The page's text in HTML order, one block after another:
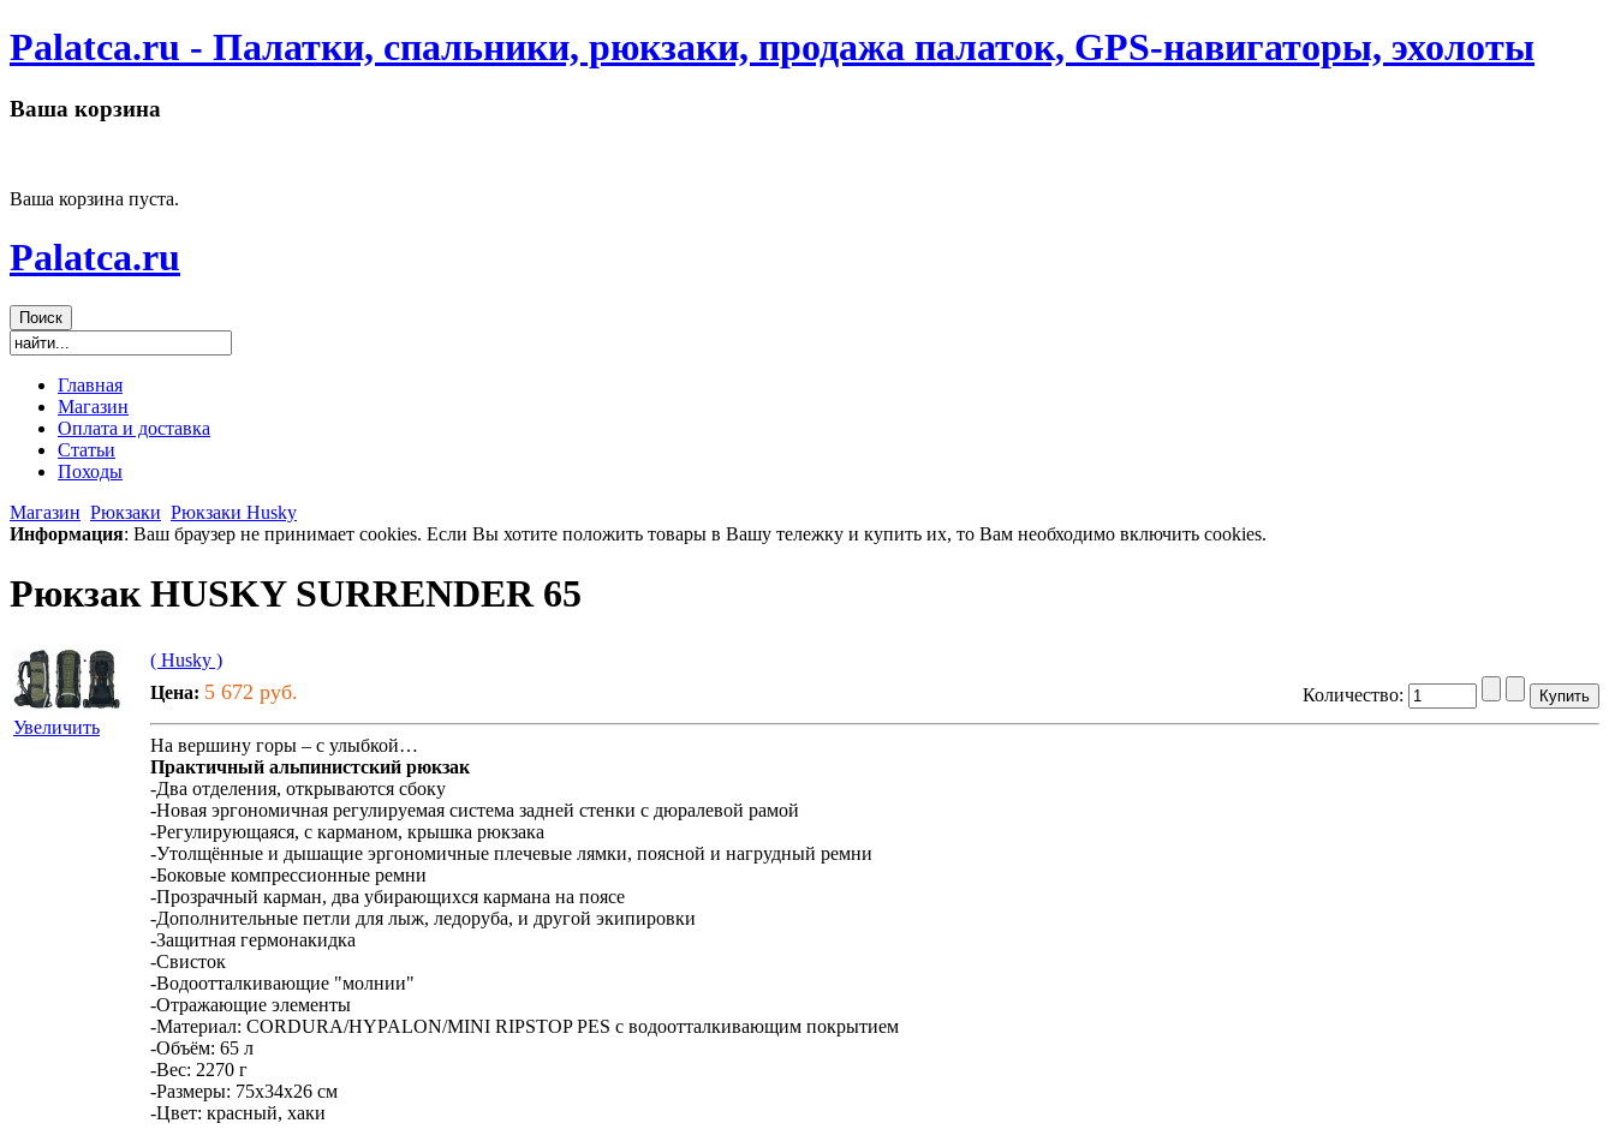
Palatca.ru - Палатки, спальники, рюкзаки, продажа палаток, GPS-навигаторы, эхолоты
Ваша корзина
Ваша корзина пуста.
Palatca.ru
Главная
Магазин
Оплата и доставка
Статьи
Походы
Магазин Рюкзаки Рюкзаки Husky
Информация: Ваш браузер не принимает cookies. Если Вы хотите положить товары в Вашу тележку и купить их, то Вам необходимо включить cookies.
Рюкзак HUSKY SURRENDER 65
Увеличить
( Husky )
Цена: 5 672 руб. Количество:
На вершину горы – с улыбкой…
Практичный альпинистский рюкзак
-Два отделения, открываются сбоку
-Новая эргономичная регулируемая система задней стенки с дюралевой рамой
-Регулирующаяся, с карманом, крышка рюкзака
-Утолщённые и дышащие эргономичные плечевые лямки, поясной и нагрудный ремни
-Боковые компрессионные ремни
-Прозрачный карман, два убирающихся кармана на поясе
-Дополнительные петли для лыж, ледоруба, и другой экипировки
-Защитная гермонакидка
-Свисток
-Водоотталкивающие "молнии"
-Отражающие элементы
-Материал: CORDURA/HYPALON/MINI RIPSTOP PES с водоотталкивающим покрытием
-Объём: 65 л
-Вес: 2270 г
-Размеры: 75х34х26 см
-Цвет: красный, хаки